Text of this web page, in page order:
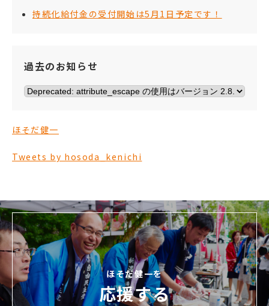
持続化給付金の受付開始は5月1日予定です！
過去のお知らせ
ほそだ健一
Tweets by hosoda_kenichi
ほそだ健一を
応援する